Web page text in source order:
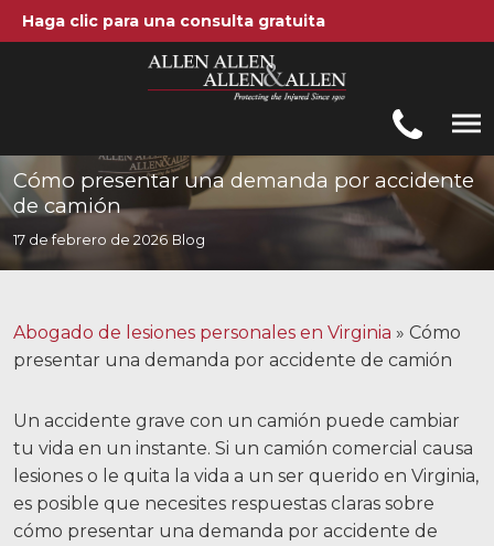
Haga clic para una consulta gratuita
Allen, Allen, Allen y Allen, PC
Llamenos al 1-866-388-1307
Areas de práctica
Accidentes automovilísticos
Accidentes de camiones
Compensación de trabajadores
Negligencia médica
Lesiones Cerebrales
Accidentes de motocicleta
Cómo presentar una demanda por accidente
de camión
17 de febrero de 2026 Blog
Abogado de lesiones personales en Virginia » Cómo
presentar una demanda por accidente de camión
Un accidente grave con un camión puede cambiar
tu vida en un instante. Si un camión comercial causa
lesiones o le quita la vida a un ser querido en Virginia,
es posible que necesites respuestas claras sobre
cómo presentar una demanda por accidente de